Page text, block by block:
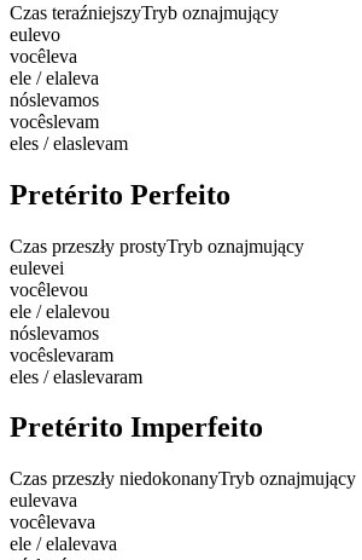
Czas teraźniejszyTryb oznajmujący
eulevo
vocêleva
ele / elaleva
nóslevamos
vocêslevam
eles / elaslevam
Pretérito Perfeito
Czas przeszły prostyTryb oznajmujący
eulevei
vocêlevou
ele / elalevou
nóslevamos
vocêslevaram
eles / elaslevaram
Pretérito Imperfeito
Czas przeszły niedokonanyTryb oznajmujący
eulevava
vocêlevava
ele / elalevava